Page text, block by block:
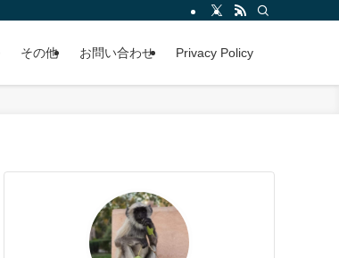
その他 お問い合わせ Privacy Policy